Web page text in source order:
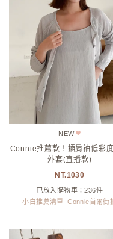
NEW
Connie推薦款！插肩袖低彩
外套(直播款)
1030
已放入購物車：236件
小白推薦清單_Connie首爾街